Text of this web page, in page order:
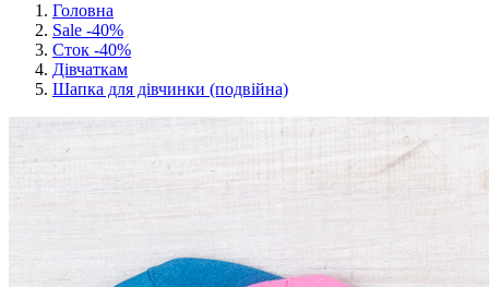
Головна
Sale -40%
Сток -40%
Дівчаткам
Шапка для дівчинки (подвійна)